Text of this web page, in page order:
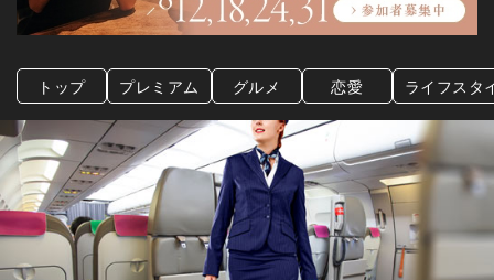
トップ プレミアム グルメ 恋愛 ライフスタ